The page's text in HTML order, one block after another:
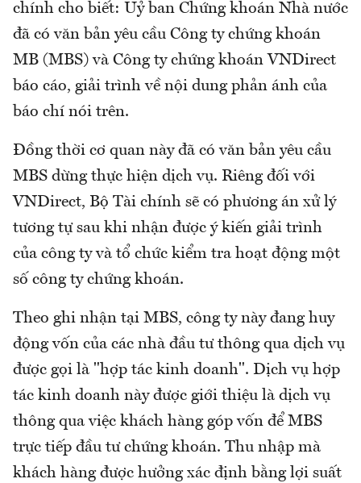
chính cho biết: Uỷ ban Chứng khoán Nhà nước
đã có văn bản yêu cầu Công ty chứng khoán
MB (MBS) và Công ty chứng khoán VNDirect
báo cáo, giải trình về nội dung phản ánh của
báo chí nói trên.
Đồng thời cơ quan này đã có văn bản yêu cầu
MBS dừng thực hiện dịch vụ. Riêng đối với
VNDirect, Bộ Tài chính sẽ có phương án xử lý
tương tự sau khi nhận được ý kiến giải trình
của công ty và tổ chức kiểm tra hoạt động một
số công ty chứng khoán.
Theo ghi nhận tại MBS, công ty này đang huy
động vốn của các nhà đầu tư thông qua dịch vụ
được gọi là "hợp tác kinh doanh". Dịch vụ hợp
tác kinh doanh này được giới thiệu là dịch vụ
thông qua việc khách hàng góp vốn để MBS
trực tiếp đầu tư chứng khoán. Thu nhập mà
khách hàng được hưởng xác định bằng lợi suất